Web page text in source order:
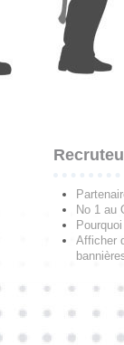
No 1 au
Afficher